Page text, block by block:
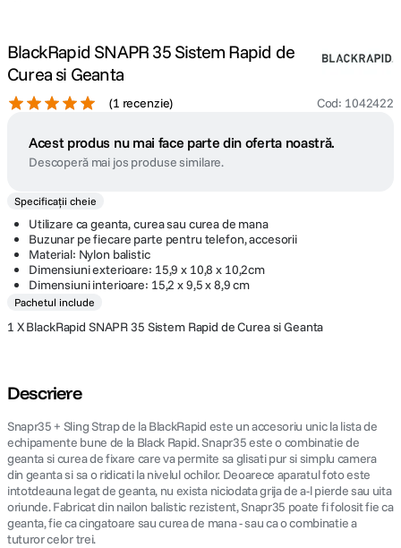
BlackRapid SNAPR 35 Sistem Rapid de
Curea si Geanta
(1 recenzie) Cod: 1042422
Acest produs nu mai face parte din oferta noastră.
Descoperă mai jos produse similare.
Specificații cheie
Utilizare ca geanta, curea sau curea de mana
Buzunar pe fiecare parte pentru telefon, accesorii
Material: Nylon balistic
Dimensiuni exterioare: 15,9 x 10,8 x 10,2cm
Dimensiuni interioare: 15,2 x 9,5 x 8,9 cm
Pachetul include
1 X BlackRapid SNAPR 35 Sistem Rapid de Curea si Geanta
Descriere
Snapr35 + Sling Strap de la BlackRapid este un accesoriu unic la lista de
echipamente bune de la Black Rapid. Snapr35 este o combinatie de
geanta si curea de fixare care va permite sa glisati pur si simplu camera
din geanta si sa o ridicati la nivelul ochilor. Deoarece aparatul foto este
intotdeauna legat de geanta, nu exista niciodata grija de a-l pierde sau uita
oriunde. Fabricat din nailon balistic rezistent, Snapr35 poate fi folosit fie ca
geanta, fie ca cingatoare sau curea de mana - sau ca o combinatie a
tuturor celor trei.